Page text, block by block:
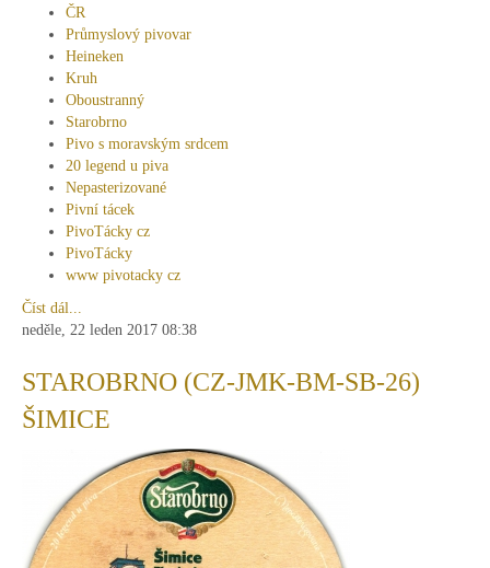
ČR
Průmyslový pivovar
Heineken
Kruh
Oboustranný
Starobrno
Pivo s moravským srdcem
20 legend u piva
Nepasterizované
Pivní tácek
PivoTácky cz
PivoTácky
www pivotacky cz
Číst dál...
neděle, 22 leden 2017 08:38
STAROBRNO (CZ-JMK-BM-SB-26)
ŠIMICE